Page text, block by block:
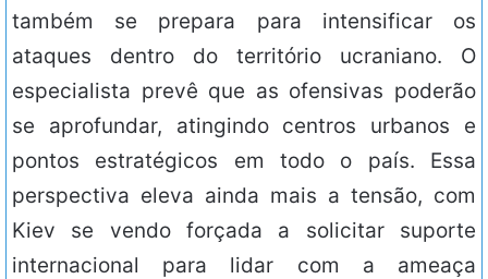
também se prepara para intensificar os
ataques dentro do território ucraniano. O
especialista prevê que as ofensivas poderão
se aprofundar, atingindo centros urbanos e
pontos estratégicos em todo o país. Essa
perspectiva eleva ainda mais a tensão, com
Kiev se vendo forçada a solicitar suporte
internacional para lidar com a ameaça